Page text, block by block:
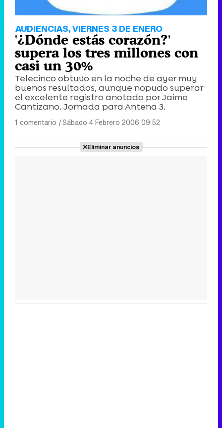
AUDIENCIAS, VIERNES 3 DE ENERO
'¿Dónde estás corazón?'
supera los tres millones con
casi un 30%
Telecinco obtuvo en la noche de ayer muy
buenos resultados, aunque nopudo superar
el excelente registro anotado por Jaime
Cantizano. Jornada para Antena 3.
1 comentario |Sábado 4 Febrero 2006 09:52
Eliminar anuncios